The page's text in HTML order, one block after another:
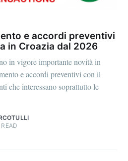
e accordi preventivi
in Croazia dal 2026
in vigore importante novità in
e accordi preventivi con il
che interessano soprattutto le